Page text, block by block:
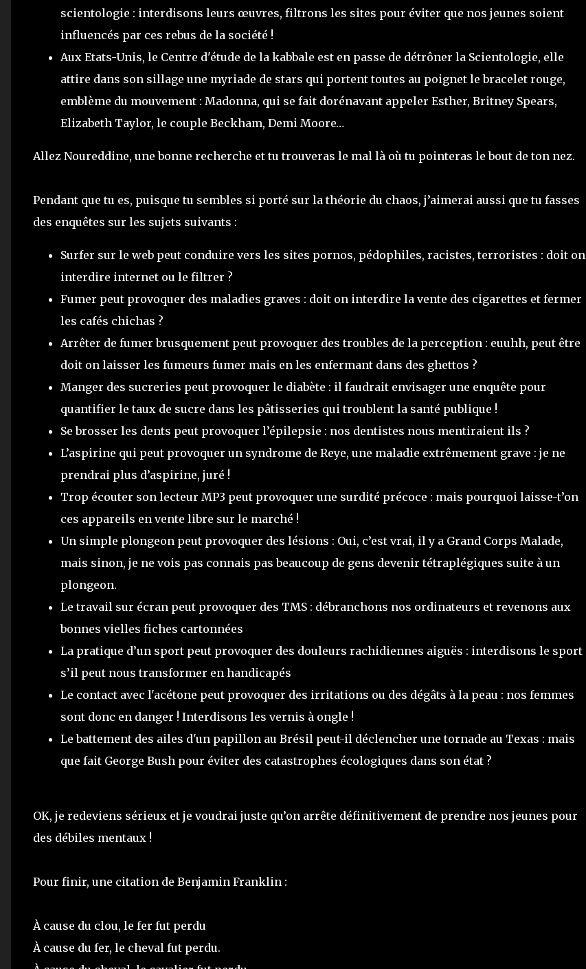
scientologie : interdisons leurs œuvres, filtrons les sites pour éviter que nos jeunes soient
influencés par ces rebus de la société !
Aux Etats-Unis, le Centre d'étude de la kabbale est en passe de détrôner la Scientologie, elle
attire dans son sillage une myriade de stars qui portent toutes au poignet le bracelet rouge,
emblème du mouvement : Madonna, qui se fait dorénavant appeler Esther, Britney Spears,
Elizabeth Taylor, le couple Beckham, Demi Moore…
Allez Noureddine, une bonne recherche et tu trouveras le mal là où tu pointeras le bout de ton nez.
Pendant que tu es, puisque tu sembles si porté sur la théorie du chaos, j’aimerai aussi que tu fasses
des enquêtes sur les sujets suivants :
Surfer sur le web peut conduire vers les sites pornos, pédophiles, racistes, terroristes : doit on
interdire internet ou le filtrer ?
Fumer peut provoquer des maladies graves : doit on interdire la vente des cigarettes et fermer
les cafés chichas ?
Arrêter de fumer brusquement peut provoquer des troubles de la perception : euuhh, peut être
doit on laisser les fumeurs fumer mais en les enfermant dans des ghettos ?
Manger des sucreries peut provoquer le diabète : il faudrait envisager une enquête pour
quantifier le taux de sucre dans les pâtisseries qui troublent la santé publique !
Se brosser les dents peut provoquer l’épilepsie : nos dentistes nous mentiraient ils ?
L’aspirine qui peut provoquer un syndrome de Reye, une maladie extrêmement grave : je ne
prendrai plus d’aspirine, juré !
Trop écouter son lecteur MP3 peut provoquer une surdité précoce : mais pourquoi laisse-t’on
ces appareils en vente libre sur le marché !
Un simple plongeon peut provoquer des lésions : Oui, c’est vrai, il y a Grand Corps Malade,
mais sinon, je ne vois pas connais pas beaucoup de gens devenir tétraplégiques suite à un
plongeon.
Le travail sur écran peut provoquer des TMS : débranchons nos ordinateurs et revenons aux
bonnes vielles fiches cartonnées
La pratique d’un sport peut provoquer des douleurs rachidiennes aiguës : interdisons le sport
s’il peut nous transformer en handicapés
Le contact avec l'acétone peut provoquer des irritations ou des dégâts à la peau : nos femmes
sont donc en danger ! Interdisons les vernis à ongle !
Le battement des ailes d'un papillon au Brésil peut-il déclencher une tornade au Texas : mais
que fait George Bush pour éviter des catastrophes écologiques dans son état ?
OK, je redeviens sérieux et je voudrai juste qu’on arrête définitivement de prendre nos jeunes pour
des débiles mentaux !
Pour finir, une citation de Benjamin Franklin :
À cause du clou, le fer fut perdu
À cause du fer, le cheval fut perdu.